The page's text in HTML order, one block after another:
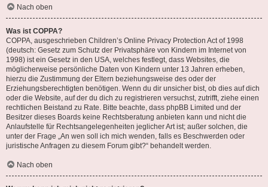
Nach oben
Was ist COPPA?
COPPA, ausgeschrieben Children’s Online Privacy Protection Act of 1998
(deutsch: Gesetz zum Schutz der Privatsphäre von Kindern im Internet von
1998) ist ein Gesetz in den USA, welches festlegt, dass Websites, die
möglicherweise persönliche Daten von Kindern unter 13 Jahren erheben,
hierzu die Zustimmung der Eltern beziehungsweise des oder der
Erziehungsberechtigten benötigen. Wenn du dir unsicher bist, ob dies auf dich
oder die Website, auf der du dich zu registrieren versuchst, zutrifft, ziehe einen
rechtlichen Beistand zu Rate. Bitte beachte, dass phpBB Limited und der
Besitzer dieses Boards keine Rechtsberatung anbieten kann und nicht die
Anlaufstelle für Rechtsangelegenheiten jeglicher Art ist; außer solchen, die
unter der Frage „An wen soll ich mich wenden, falls es Beschwerden oder
juristische Anfragen zu diesem Forum gibt?“ behandelt werden.
Nach oben